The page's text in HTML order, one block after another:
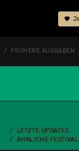
FRÜHERE AUSGABEN
LETZTE UPDATES
ÄHNLICHE